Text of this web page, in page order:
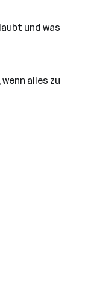
und was
alles zu